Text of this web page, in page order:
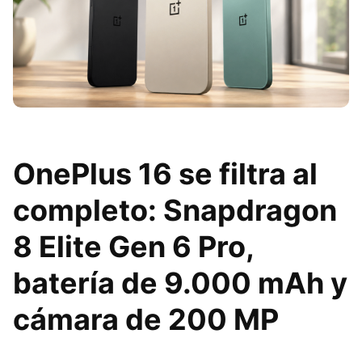
OnePlus 16 se filtra al
completo: Snapdragon
8 Elite Gen 6 Pro,
batería de 9.000 mAh y
cámara de 200 MP